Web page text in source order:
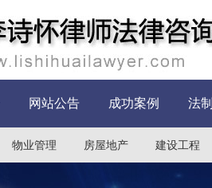
网站公告 成功案例 法
物业管理 房屋地产 建设工程